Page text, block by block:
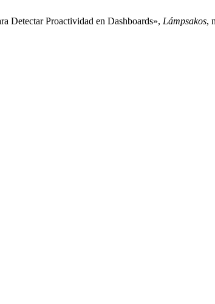
Detectar Proactividad en Dashboards», Lámpsakos,